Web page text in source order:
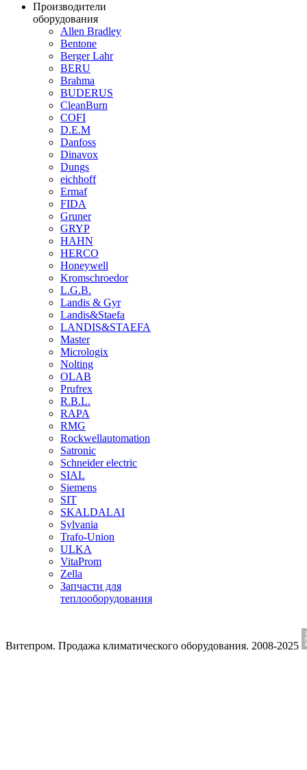
Производители
оборудования
Allen Bradley
Bentone
Berger Lahr
BERU
Brahma
BUDERUS
CleanBurn
COFI
D.E.M
Danfoss
Dinavox
Dungs
eichhoff
Ermaf
FIDA
Gruner
GRYP
HAHN
HERCO
Honeywell
Kromschroedor
L.G.B.
Landis & Gyr
Landis&Staefa
LANDIS&STAEFA
Master
Micrologix
Nolting
OLAB
Prufrex
R.B.L.
RAPA
RMG
Rockwellautomation
Satronic
Schneider electric
SIAL
Siemens
SIT
SKALDALAI
Sylvania
Trafo-Union
ULKA
VitaProm
Zella
Запчасти для
теплооборудования
Витепром. Продажа климатического оборудования. 2008-2025